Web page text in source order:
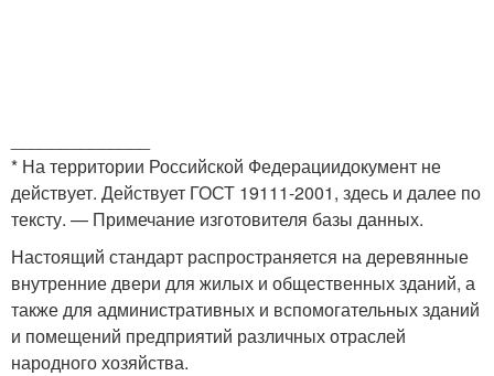
* На территории Российской Федерациидокумент не
действует. Действует ГОСТ 19111-2001, здесь и далее по
тексту. — Примечание изготовителя базы данных.
Настоящий стандарт распространяется на деревянные
внутренние двери для жилых и общественных зданий, а
также для административных и вспомогательных зданий
и помещений предприятий различных отраслей
народного хозяйства.